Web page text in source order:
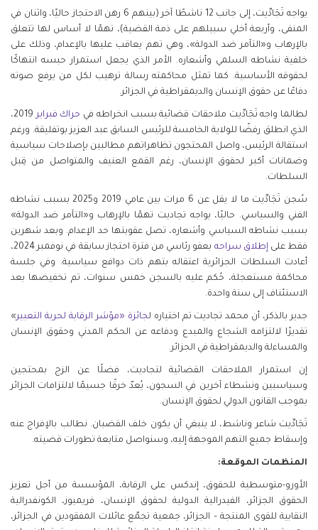
يواجه تَجَادِّيت، إلى جانب 12 ناشطًا آخر (بينهم 6 رهن الاحتجاز حاليًا، واثنان في
المنفى، وأربعة أخلي سبيلهم على ذمة القضية)، تهمًا لا أساس لها تتعلق
بالإرهاب و«التآمر ضد الدولة»، وهي تهم يعاقب عليها بالإعدام، وذلك على
خلفية نشاطه السلمي وأشعاره. الأمر الذي يجعل استمرار حبسه انتهاكًا
لحقوقه الأساسية. كما تمثل محاكمته رسالة ترهيب لكل من يرفع صوته
دفاعًا عن حقوق الإنسان والديمقراطية في الجزائر.
لطالما واجه تَجَادِّيت ملاحقات قضائية بسبب انخراطه في حراك فبراير
2019،
الذي انطلق رفضًا للولاية الخامسة للرئيس السابق عبد العزيز بوتفليقة. ورغم
استقالة الرئيس، واصل المحتجون تظاهراتهم مطالبين بإصلاحات سياسية
وضمانات أكبر لحقوق الإنسان، رغم القمع العنيف والمتواصل من قِبل
السلطات.
سُجن تَجَادِّيت ما لا يقل عن 6 مرات بين عامي 2019 و2025 بسبب نشاطه
الفني والسياسي. حاليًا، يواجه تجاديت تهمًا بالإرهاب و«التآمر ضد الدولة»
بسبب نشاطه السياسي وأشعاره، تصل عقوبتها حد الإعدام. وبعد شهرين
فقط علىإطلاق سراحه
بعفو رئاسي من فترة احتجاز سابقة في نوفمبر 2024،
أعادت السلطات الجزائرية اعتقاله بتهم ذات دوافع سياسية. وفي جلسة
محاكمة مستعجلة، حُكم عليه بالسجن خمس سنوات، تم تخفيضها بعد
الاستئناف إلى سنة واحدة.
جدير بالذكر، أن محمد تجاديت تم اختياره لجائزة «مؤشر الرقابة لحرية التعبير»
تقديرًا لالتزامه الشجاع والمبدع ودفاعه عن الحكم المدني وحقوق الإنسان
والمساءلة والديمقراطية في الجزائر.
إن استمرار الملاحقات القضائية لتجاديت، فضلًا عن الزج بمحتجين
وسياسيين ونشطاء آخرين في السجون، يُعدّ خرقًا جسيمًا لالتزامات الجزائر
بموجب القانون الدولي لحقوق الإنسان.
تَجَادِّيت شاعر وناشط، لا ينبغي أن يكون خلف القضبان. نطالب بالإفراج عنه
وإسقاط جميع التهم الموجهة إليه، وسنواصل متابعة تطورات قضيته.
المنظمات الموقعة:
الأورو-متوسطية للحقوق، إندكس على الرقابة، المؤسسة من أجل تعزيز
الحقوق الجزائر، الفيدرالية الدولية لحقوق الإنسان، فريميوز، الكونفدرالية
النقابية للقوى المنتجة – الجزائر، جمعية تجمّع عائلات المفقودين في الجزائر،